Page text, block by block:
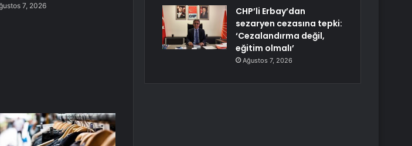
7, 2026
CHP’li Erbay’dan
sezaryen cezasına tepki:
‘Cezalandırma değil,
eğitim olmalı’
Ağustos 7, 2026